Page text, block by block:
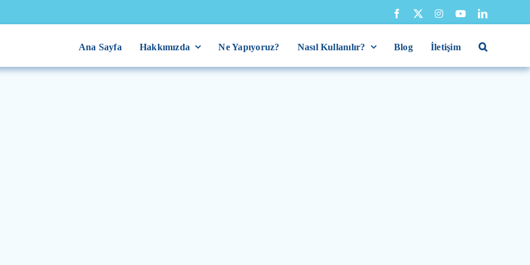
Ana Sayfa
Hakkımızda Ne Yapıyoruz? Nasıl Kullanılır? Blog İletişim